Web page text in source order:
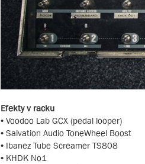
Efekty v racku
• Voodoo Lab GCX (pedal looper)
• Salvation Audio ToneWheel Boost
• Ibanez Tube Screamer TS808
• KHDK No1